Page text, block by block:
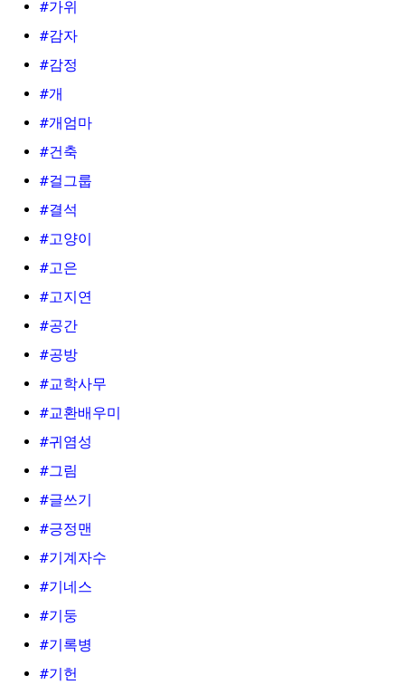
#가위
#감자
#감정
#개
#개엄마
#건축
#걸그룹
#결석
#고양이
#고은
#고지연
#공간
#공방
#교학사무
#교환배우미
#귀염성
#그림
#글쓰기
#긍정맨
#기계자수
#기네스
#기둥
#기록병
#기헌